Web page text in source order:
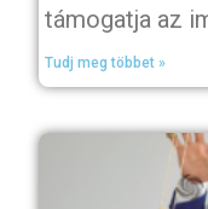
támogatja az
Tudj meg többet »